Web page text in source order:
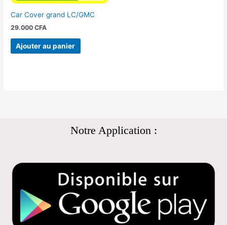
Car Cover grand LC/GMC
29.000CFA
Ajouter au panier
Notre Application :